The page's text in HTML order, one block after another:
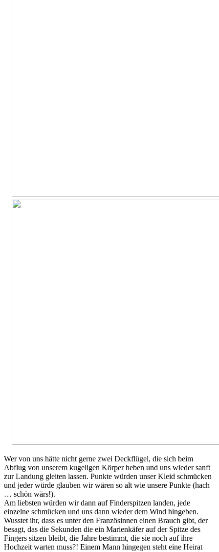
Wer von uns hätte nicht gerne zwei Deckflügel, die sich beim
Abflug von unserem kugeligen Körper heben und uns wieder sanft
zur Landung gleiten lassen. Punkte würden unser Kleid schmücken
und jeder würde glauben wir wären so alt wie unsere Punkte (hach
… schön wärs!).
Am liebsten würden wir dann auf Finderspitzen landen, jede
einzelne schmücken und uns dann wieder dem Wind hingeben.
Wusstet ihr, dass es unter den Französinnen einen Brauch gibt, der
besagt, das die Sekunden die ein Marienkäfer auf der Spitze des
Fingers sitzen bleibt, die Jahre bestimmt, die sie noch auf ihre
Hochzeit warten muss?! Einem Mann hingegen steht eine Heirat